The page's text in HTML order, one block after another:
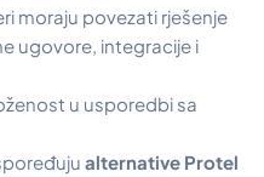
moraju povezati rješenje
ugovore, integracije i
u usporedbi sa
alternative Protel